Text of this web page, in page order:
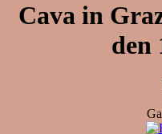
Cava in
den